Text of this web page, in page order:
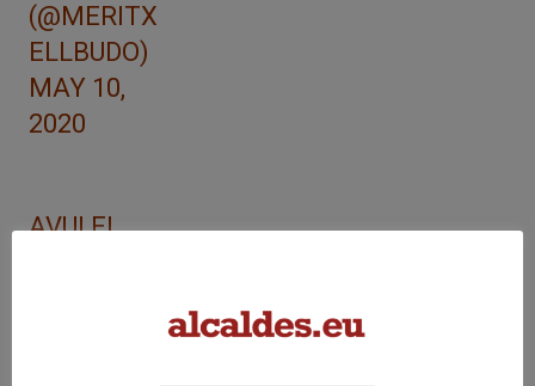
(@MERITX
ELLBUDO)
MAY 10,
2020
AVUI EL